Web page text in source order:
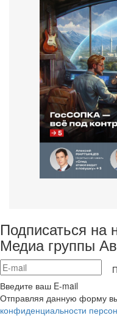
Подписаться на
Медиа группы
Введите ваш E-mail
Отправляя данную форму
конфиденциальности